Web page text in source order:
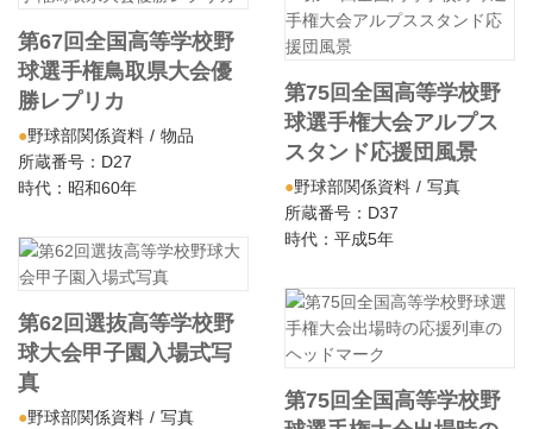
第67回全国高等学校野
球選手権鳥取県大会優
勝レプリカ
野球部関係資料
物品
所蔵番号：D27
時代：昭和60年
第62回選抜高等学校野
球大会甲子園入場式写
真
野球部関係資料
写真
第75回全国高等学校野
球選手権大会アルプス
スタンド応援団風景
野球部関係資料
写真
所蔵番号：D37
時代：平成5年
第75回全国高等学校野